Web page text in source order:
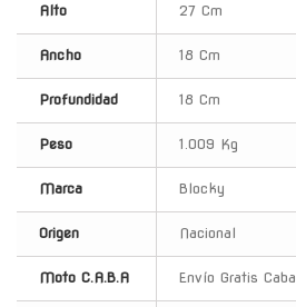
Alto 27 Cm
Ancho 18 Cm
Profundidad 18 Cm
Peso 1.009 Kg
Marca Blocky
Origen Nacional
Moto C.A.B.A Envío Gratis Caba